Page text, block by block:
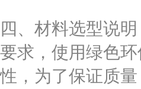
四、材料选型说
要求，使用绿色
性，为了保证质